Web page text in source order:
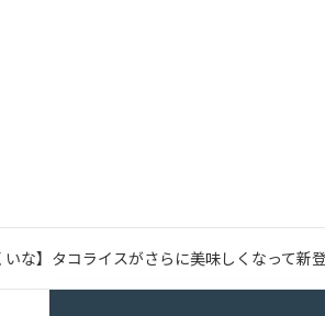
いな】タコライスがさらに美味しくなって新